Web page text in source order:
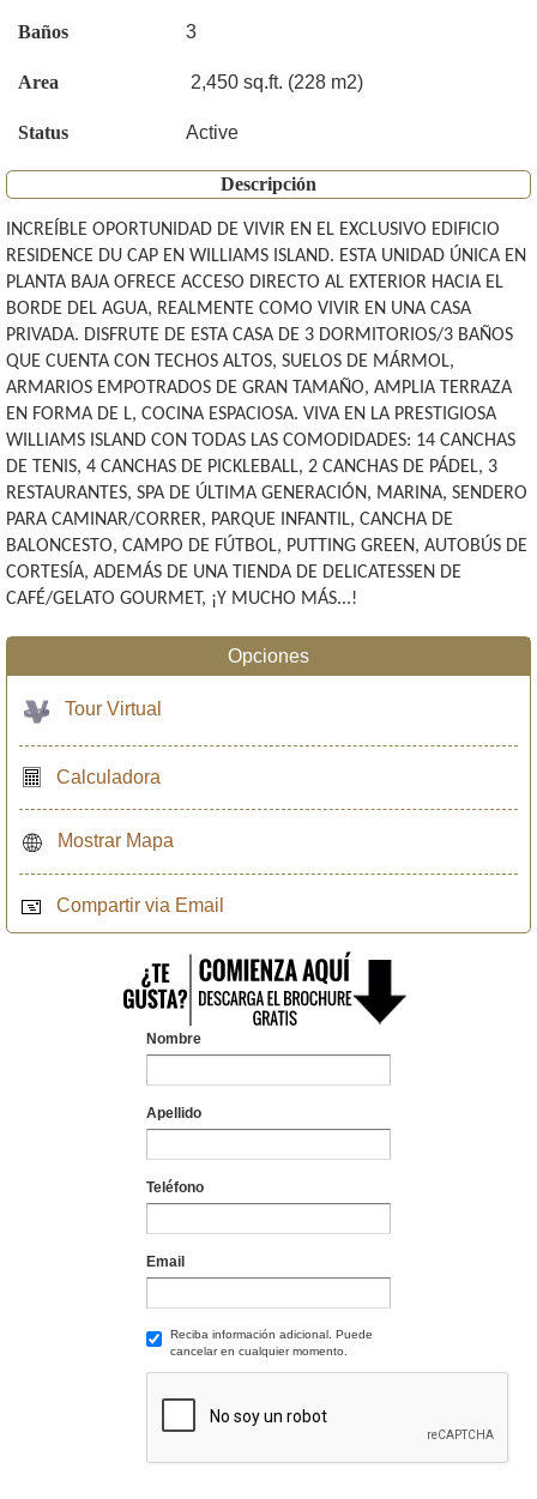
Baños 3
Area 2,450 sq.ft. (228 m2)
Status Active
Descripción
INCREÍBLE OPORTUNIDAD DE VIVIR EN EL EXCLUSIVO EDIFICIO
RESIDENCE DU CAP EN WILLIAMS ISLAND. ESTA UNIDAD ÚNICA EN
PLANTA BAJA OFRECE ACCESO DIRECTO AL EXTERIOR HACIA EL
BORDE DEL AGUA, REALMENTE COMO VIVIR EN UNA CASA
PRIVADA. DISFRUTE DE ESTA CASA DE 3 DORMITORIOS/3 BAÑOS
QUE CUENTA CON TECHOS ALTOS, SUELOS DE MÁRMOL,
ARMARIOS EMPOTRADOS DE GRAN TAMAÑO, AMPLIA TERRAZA
EN FORMA DE L, COCINA ESPACIOSA. VIVA EN LA PRESTIGIOSA
WILLIAMS ISLAND CON TODAS LAS COMODIDADES: 14 CANCHAS
DE TENIS, 4 CANCHAS DE PICKLEBALL, 2 CANCHAS DE PÁDEL, 3
RESTAURANTES, SPA DE ÚLTIMA GENERACIÓN, MARINA, SENDERO
PARA CAMINAR/CORRER, PARQUE INFANTIL, CANCHA DE
BALONCESTO, CAMPO DE FÚTBOL, PUTTING GREEN, AUTOBÚS DE
CORTESÍA, ADEMÁS DE UNA TIENDA DE DELICATESSEN DE
CAFÉ/GELATO GOURMET, ¡Y MUCHO MÁS...!
Opciones
Tour Virtual
Calculadora
Mostrar Mapa
Compartir via Email
Nombre
Apellido
Teléfono
Email
Reciba información adicional. Puede
cancelar en cualquier momento.